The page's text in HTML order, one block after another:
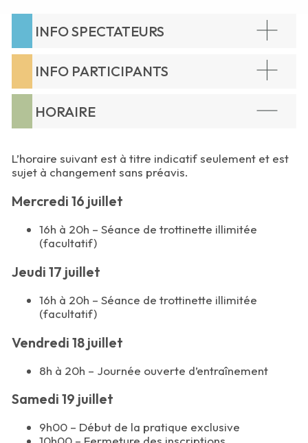
INFO SPECTATEURS
INFO PARTICIPANTS
HORAIRE
L’horaire suivant est à titre indicatif seulement et est
sujet à changement sans préavis.
Mercredi 16 juillet
16h à 20h – Séance de trottinette illimitée
(facultatif)
Jeudi 17 juillet
16h à 20h – Séance de trottinette illimitée
(facultatif)
Vendredi 18 juillet
8h à 20h – Journée ouverte d’entraînement
Samedi 19 juillet
9h00 – Début de la pratique exclusive